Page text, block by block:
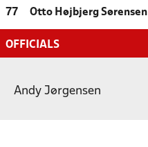
77 Otto Højbjerg Sørensen
OFFICIALS
Andy Jørgensen